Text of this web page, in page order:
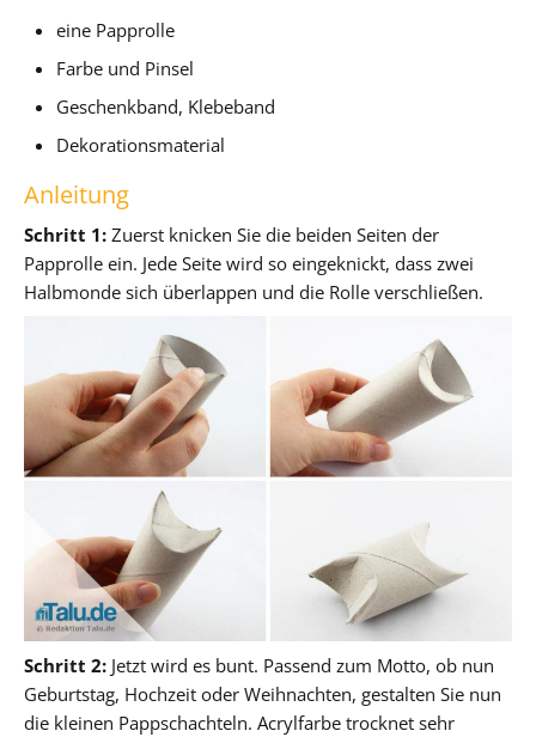
eine Papprolle
Farbe und Pinsel
Geschenkband, Klebeband
Dekorationsmaterial
Anleitung
Schritt 1: Zuerst knicken Sie die beiden Seiten der
Papprolle ein. Jede Seite wird so eingeknickt, dass zwei
Halbmonde sich überlappen und die Rolle verschließen.
Schritt 2: Jetzt wird es bunt. Passend zum Motto, ob nun
Geburtstag, Hochzeit oder Weihnachten, gestalten Sie nun
die kleinen Pappschachteln. Acrylfarbe trocknet sehr